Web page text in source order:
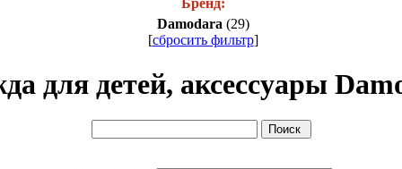
Бренд:
Damodara (29)
[сбросить фильтр]
для детей, аксессуары